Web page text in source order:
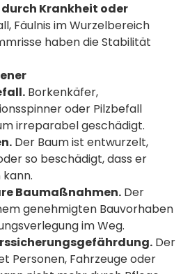
Krankheit oder
Fäulnis im Wurzelbereich
haben die Stabilität
Borkenkäfer,
oder Pilzbefall
irreparabel geschädigt.
Der Baum ist entwurzelt,
so beschädigt, dass er
Baumaßnahmen. Der
genehmigten Bauvorhaben
im Weg.
Der
Personen, Fahrzeuge oder